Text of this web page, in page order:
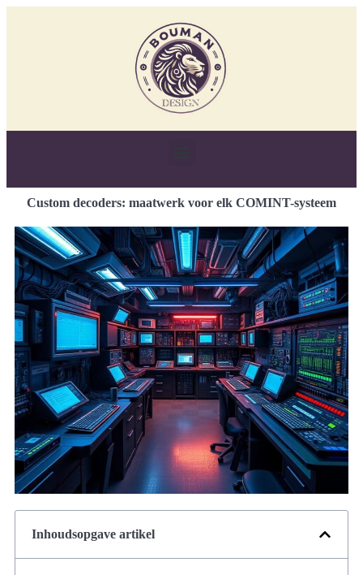
Custom decoders: maatwerk voor elk COMINT-systeem
Inhoudsopgave artikel